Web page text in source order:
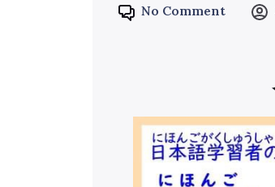
No Comment